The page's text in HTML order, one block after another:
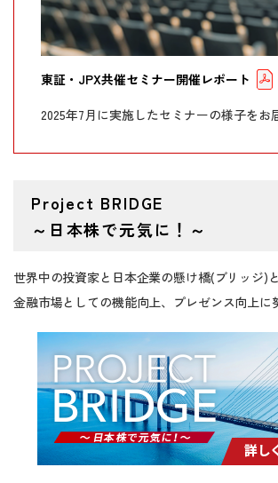
2025/09/03
【石黒英之のMarket Navi】日
カギを握る企業改革（上）
2025/08/27
【石黒英之のMarket Navi】海
株買い継続のカギは何か？
で先高期待高まる日本株
2025/07/23
【石黒英之のMarket Navi】
2025/07/17
【石黒英之のMarket Navi】海
心が高まりつつある日本株
2025/07/11
【石黒英之のMarket Navi】
面から日本株の今後を考える
東証・JPX共催セミナー開催レポート
2025年7月に実施したセミナーの様子をお
Project BRIDGE
～日本株で元気に！～
世界中の投資家と日本企業の懸け橋(ブリッジ)
金融市場としての機能向上、プレゼンス向上に